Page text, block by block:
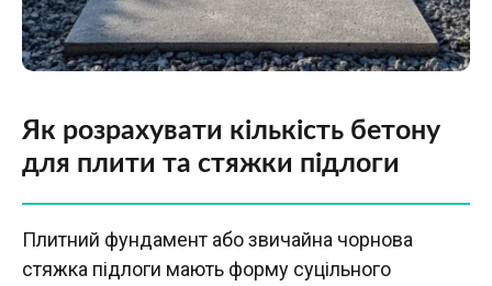
Як розрахувати кількість бетону
для плити та стяжки підлоги
Плитний фундамент або звичайна чорнова
стяжка підлоги мають форму суцільного